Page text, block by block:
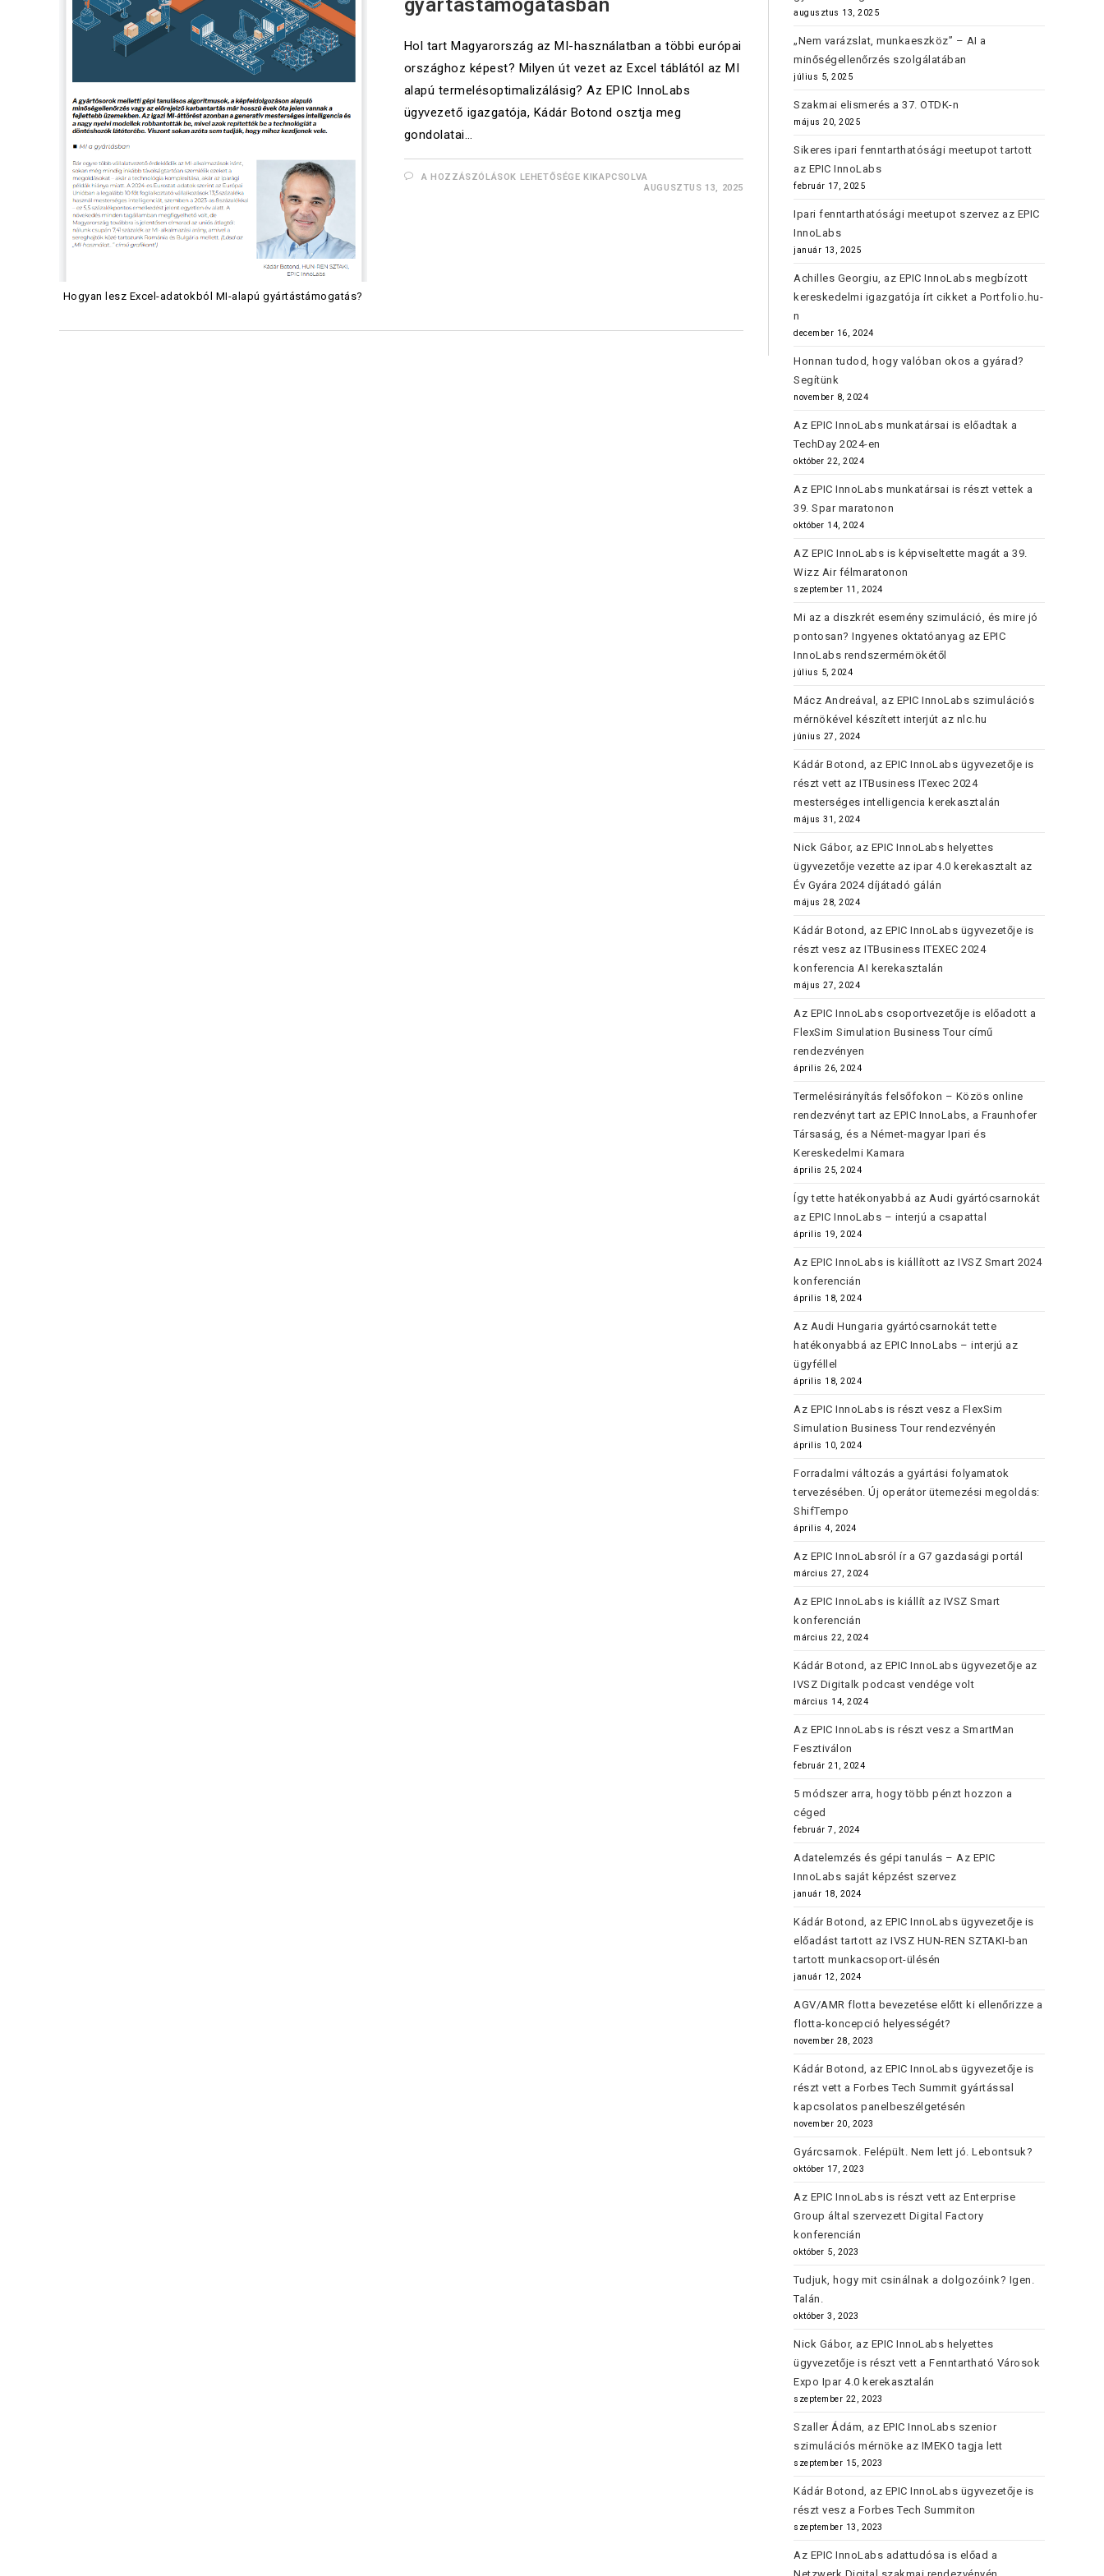
Hogyan lesz Excel-adatokból MI-alapú gyártástámogatás?
gyártástámogatásban
Hol tart Magyarország az MI-használatban a többi európai
országhoz képest? Milyen út vezet az Excel táblától az MI
alapú termelésoptimalizálásig? Az EPIC InnoLabs
ügyvezető igazgatója, Kádár Botond osztja meg
gondolatai…
A HOZZÁSZÓLÁSOK LEHETŐSÉGE KIKAPCSOLVA
AUGUSZTUS 13, 2025
augusztus 13, 2025
„Nem varázslat, munkaeszköz” – AI a
minőségellenőrzés szolgálatában
július 5, 2025
Szakmai elismerés a 37. OTDK-n
május 20, 2025
Sikeres ipari fenntarthatósági meetupot tartott
az EPIC InnoLabs
február 17, 2025
Ipari fenntarthatósági meetupot szervez az EPIC
InnoLabs
január 13, 2025
Achilles Georgiu, az EPIC InnoLabs megbízott
kereskedelmi igazgatója írt cikket a Portfolio.hu-
n
december 16, 2024
Honnan tudod, hogy valóban okos a gyárad?
Segítünk
november 8, 2024
Az EPIC InnoLabs munkatársai is előadtak a
TechDay 2024-en
október 22, 2024
Az EPIC InnoLabs munkatársai is részt vettek a
39. Spar maratonon
október 14, 2024
AZ EPIC InnoLabs is képviseltette magát a 39.
Wizz Air félmaratonon
szeptember 11, 2024
Mi az a diszkrét esemény szimuláció, és mire jó
pontosan? Ingyenes oktatóanyag az EPIC
InnoLabs rendszermérnökétől
július 5, 2024
Mácz Andreával, az EPIC InnoLabs szimulációs
mérnökével készített interjút az nlc.hu
június 27, 2024
Kádár Botond, az EPIC InnoLabs ügyvezetője is
részt vett az ITBusiness ITexec 2024
mesterséges intelligencia kerekasztalán
május 31, 2024
Nick Gábor, az EPIC InnoLabs helyettes
ügyvezetője vezette az ipar 4.0 kerekasztalt az
Év Gyára 2024 díjátadó gálán
május 28, 2024
Kádár Botond, az EPIC InnoLabs ügyvezetője is
részt vesz az ITBusiness ITEXEC 2024
konferencia AI kerekasztalán
május 27, 2024
Az EPIC InnoLabs csoportvezetője is előadott a
FlexSim Simulation Business Tour című
rendezvényen
április 26, 2024
Termelésirányítás felsőfokon – Közös online
rendezvényt tart az EPIC InnoLabs, a Fraunhofer
Társaság, és a Német-magyar Ipari és
Kereskedelmi Kamara
április 25, 2024
Így tette hatékonyabbá az Audi gyártócsarnokát
az EPIC InnoLabs – interjú a csapattal
április 19, 2024
Az EPIC InnoLabs is kiállított az IVSZ Smart 2024
konferencián
április 18, 2024
Az Audi Hungaria gyártócsarnokát tette
hatékonyabbá az EPIC InnoLabs – interjú az
ügyféllel
április 18, 2024
Az EPIC InnoLabs is részt vesz a FlexSim
Simulation Business Tour rendezvényén
április 10, 2024
Forradalmi változás a gyártási folyamatok
tervezésében. Új operátor ütemezési megoldás:
ShifTempo
április 4, 2024
Az EPIC InnoLabsról ír a G7 gazdasági portál
március 27, 2024
Az EPIC InnoLabs is kiállít az IVSZ Smart
konferencián
március 22, 2024
Kádár Botond, az EPIC InnoLabs ügyvezetője az
IVSZ Digitalk podcast vendége volt
március 14, 2024
Az EPIC InnoLabs is részt vesz a SmartMan
Fesztiválon
február 21, 2024
5 módszer arra, hogy több pénzt hozzon a
céged
február 7, 2024
Adatelemzés és gépi tanulás – Az EPIC
InnoLabs saját képzést szervez
január 18, 2024
Kádár Botond, az EPIC InnoLabs ügyvezetője is
előadást tartott az IVSZ HUN-REN SZTAKI-ban
tartott munkacsoport-ülésén
január 12, 2024
AGV/AMR flotta bevezetése előtt ki ellenőrizze a
flotta-koncepció helyességét?
november 28, 2023
Kádár Botond, az EPIC InnoLabs ügyvezetője is
részt vett a Forbes Tech Summit gyártással
kapcsolatos panelbeszélgetésén
november 20, 2023
Gyárcsarnok. Felépült. Nem lett jó. Lebontsuk?
október 17, 2023
Az EPIC InnoLabs is részt vett az Enterprise
Group által szervezett Digital Factory
konferencián
október 5, 2023
Tudjuk, hogy mit csinálnak a dolgozóink? Igen.
Talán.
október 3, 2023
Nick Gábor, az EPIC InnoLabs helyettes
ügyvezetője is részt vett a Fenntartható Városok
Expo Ipar 4.0 kerekasztalán
szeptember 22, 2023
Szaller Ádám, az EPIC InnoLabs szenior
szimulációs mérnöke az IMEKO tagja lett
szeptember 15, 2023
Kádár Botond, az EPIC InnoLabs ügyvezetője is
részt vesz a Forbes Tech Summiton
szeptember 13, 2023
Az EPIC InnoLabs adattudósa is előad a